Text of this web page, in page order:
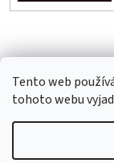
Tento web
tohoto webu